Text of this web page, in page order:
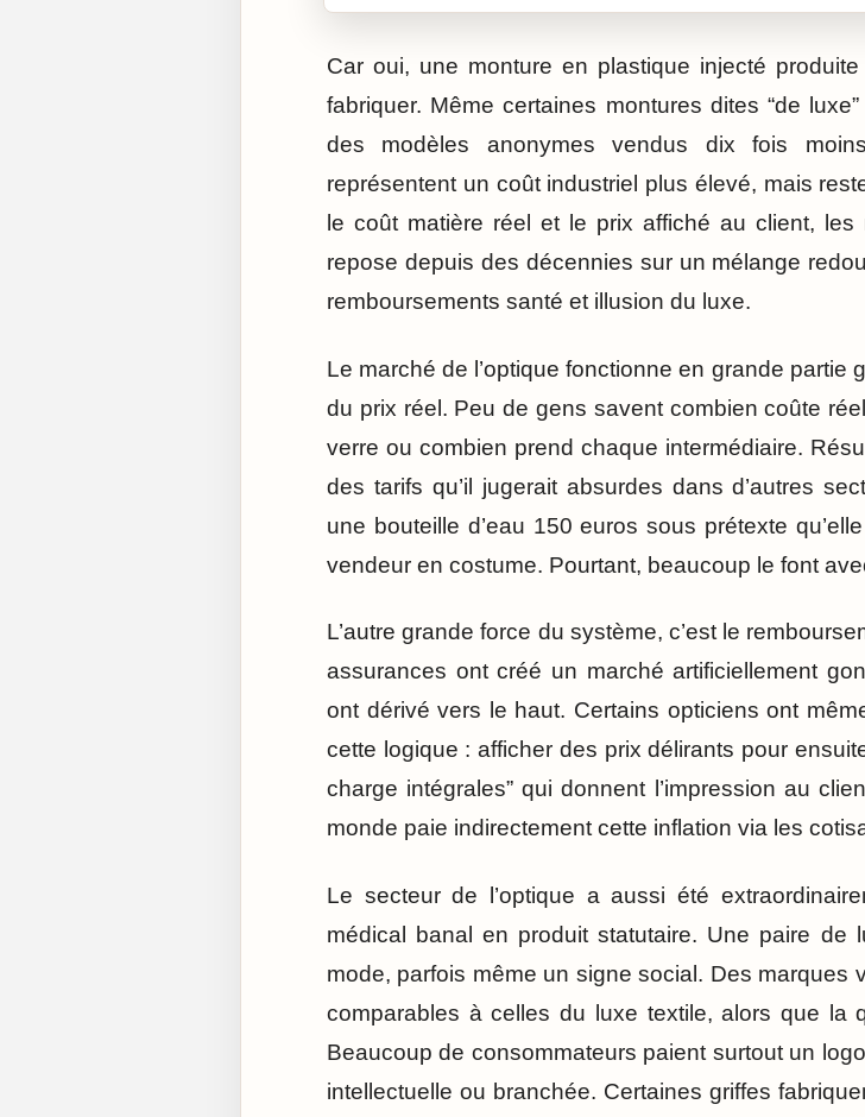
Car oui, une monture en plastique injecté
fabriquer. Même certaines montures dites “de
des modèles anonymes vendus dix fois
représentent un coût industriel plus élevé, mais
le coût matière réel et le prix affiché au client,
repose depuis des décennies sur un mélange
remboursements santé et illusion du luxe.
Le marché de l’optique fonctionne en grande
du prix réel. Peu de gens savent combien coûte
verre ou combien prend chaque intermédiaire.
des tarifs qu’il jugerait absurdes dans d’autres
une bouteille d’eau 150 euros sous prétexte
vendeur en costume. Pourtant, beaucoup le font
L’autre grande force du système, c’est le
assurances ont créé un marché artificiellement
ont dérivé vers le haut. Certains opticiens ont
cette logique : afficher des prix délirants pour
charge intégrales” qui donnent l’impression au
monde paie indirectement cette inflation via les
Le secteur de l’optique a aussi été
médical banal en produit statutaire. Une paire de
mode, parfois même un signe social. Des marques
comparables à celles du luxe textile, alors que la
Beaucoup de consommateurs paient surtout un
intellectuelle ou branchée. Certaines griffes